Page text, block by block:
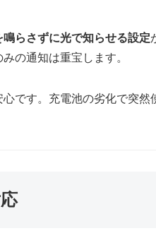
鳴らさずに光で知らせる設定
の通知は重宝します。
です。充電池の劣化で突然